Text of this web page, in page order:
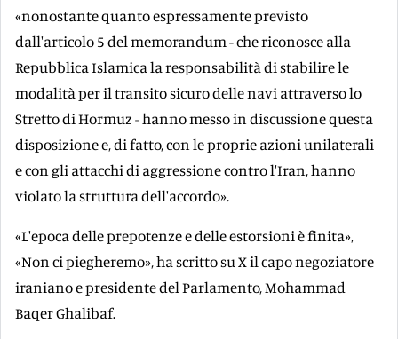
«nonostante quanto espressamente previsto
dall'articolo 5 del memorandum - che riconosce alla
Repubblica Islamica la responsabilità di stabilire le
modalità per il transito sicuro delle navi attraverso lo
Stretto di Hormuz - hanno messo in discussione questa
disposizione e, di fatto, con le proprie azioni unilaterali
e con gli attacchi di aggressione contro l'Iran, hanno
violato la struttura dell'accordo».
«L'epoca delle prepotenze e delle estorsioni è finita»,
«Non ci piegheremo», ha scritto su X il capo negoziatore
iraniano e presidente del Parlamento, Mohammad
Baqer Ghalibaf.